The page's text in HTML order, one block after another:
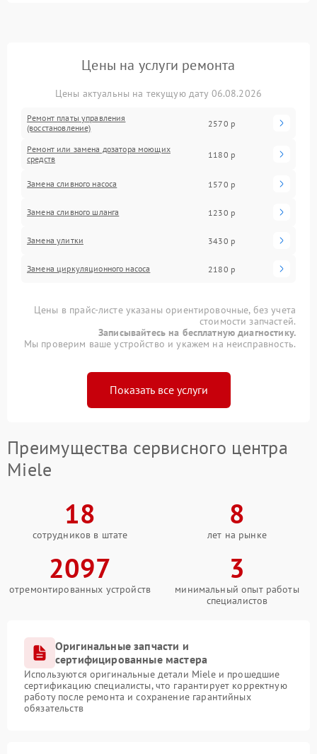
Цены на услуги ремонта
Цены актуальны на текущую дату 06.08.2026
Ремонт платы управления
(восстановление)
2570 р
Ремонт или замена дозатора моющих
средств
1180 р
Замена сливного насоса 1570 р
Замена сливного шланга 1230 р
Замена улитки 3430 р
Замена циркуляционного насоса 2180 р
Цены в прайс-листе указаны ориентировочные, без учета
стоимости запчастей.
Записывайтесь на бесплатную диагностику.
Мы проверим ваше устройство и укажем на неисправность.
Показать все услуги
Преимущества сервисного центра
Miele
18
сотрудников в штате
8
лет на рынке
2097
отремонтированных устройств
3
минимальный опыт работы
специалистов
Оригинальные запчасти и
сертифицированные мастера
Используются оригинальные детали Miele и прошедшие
сертификацию специалисты, что гарантирует корректную
работу после ремонта и сохранение гарантийных
обязательств